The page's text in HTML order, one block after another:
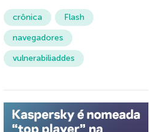
crônica
Flash
navegadores
vulnerabiliaddes